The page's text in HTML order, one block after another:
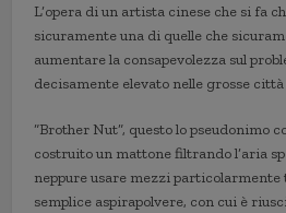
L’opera di un artista cinese che si fa
sicuramente una di quelle che
aumentare la consapevolezza sul
decisamente elevato nelle grosse
“Brother Nut”, questo lo pseudonimo
costruito un mattone filtrando l’aria
neppure usare mezzi particolarmente
semplice aspirapolvere, con cui è